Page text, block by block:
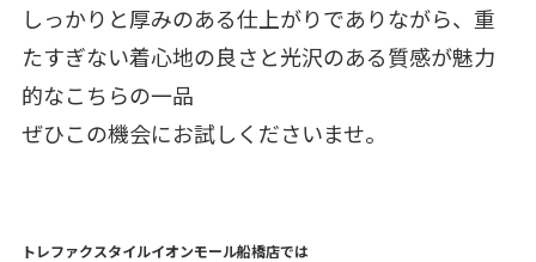
しっかりと厚みのある仕上がりでありながら、重
たすぎない着心地の良さと光沢のある質感が魅力
的なこちらの一品
ぜひこの機会にお試しくださいませ。
トレファクスタイルイオンモール船橋店では